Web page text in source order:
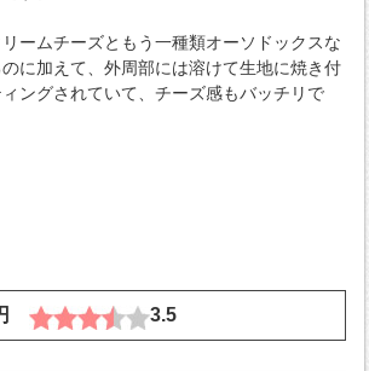
ームチーズともう一種類オーソドックスな
に加えて、外周部には溶けて生地に焼き付
ングされていて、チーズ感もバッチリで
円 3.5